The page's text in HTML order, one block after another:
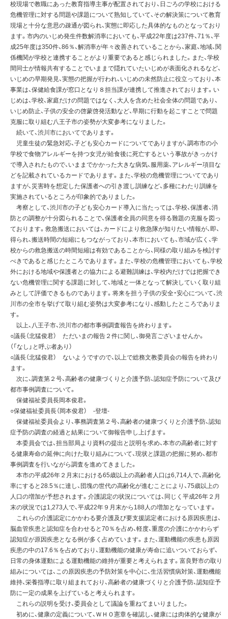
校現場で教職にあった教育指導主事が配置されており、日ごろの学校における
危機管理に対する問題や課題について熟知していて、その解決策について教育
現場と十分な意思の疎通が図られ、実態に即応した具体的なものとなっており
ます。市内のいじめ発生件数解消率においても、平成22年度は237件、71％、平
成25年度は350件、86％、解消率が年々改善されていることから、家庭、地域、関
係機関が学校と連携することがより重要であると感じられました。また、学校
間同士が情報共有することでいままで隠れていたいじめが表面化されるなど、
いじめの早期発見、実態の把握が行われ、いじめの未然防止に役立っており、本
事業は、保健給食課が窓口となり８担当課が連携して推進されております。い
じめは、学校、家庭だけの問題ではなく、大人を含めた社会全体の問題であり、
いじめ防止、子供の安全の啓蒙啓発活動など、早期に行動を起こすことで問題
克服に取り組む八王子市の姿勢が大変参考になりました。
続いて、渋川市においてであります。
児童生徒の緊急対応、子ども安心カードについてでありますが、調布市の小
学校で食物アレルギーを持つ女児が給食後に死亡するという事故がきっかけ
で導入されたもので、いままでかかった大きな病気、服用薬、アレルギー項目な
どを記載されているカードであります。また、学校の危機管理についてであり
ますが、災害時を想定した保護者への引き渡し訓練など、多種にわたり訓練を
実施されているところが印象的でありました。
考察として、渋川市の子ども安心カード導入に当たっては、学校、保護者、消
防との調整が十分図られることで、保護者全員の同意を得る難題の克服を図っ
ております。救急搬送においては、カードにより救急隊が知りたい情報が、即、
得られ、搬送時間の短縮にもつながっており、本市においても、市域が広く、学
校からの救急搬送の時間短縮は有効であることから、同様の取り組みを検討す
べきであると感じたところであります。また、学校の危機管理においても、学校
外における地域や保護者との協力による避難訓練は、学校内だけでは把握でき
ない危機管理に関する課題に対して、地域と一体となって解決していく取り組
みとして評価できるものであります。将来を担う子供の安全・安心について、渋
川市の全市を挙げて取り組む姿勢は大変参考になり、感動したところでありま
す。
以上、八王子市、渋川市の都市事例調査報告を終わります。
○議長（北猛俊君） ただいまの報告２件に関し、御発言ございませんか。
（「なし」と呼ぶ者あり）
○議長（北猛俊君） ないようですので、以上で総務文教委員会の報告を終わり
ます。
次に、調査第２号、高齢者の健康づくりと介護予防、認知症予防について及び
都市事例調査について。
保健福祉委員長岡本俊君。
○保健福祉委員長（岡本俊君） -登壇-
保健福祉委員会より、事務調査第２号、高齢者の健康づくりと介護予防、認知
症予防の調査の経過と結果について御報告申し上げます。
本委員会では、担当部局より資料の提出と説明を求め、本市の高齢者に対す
る健康寿命の延伸に向けた取り組みについて、現状と課題の把握に努め、都市
事例調査を行いながら調査を進めてきました。
本市の平成26年２月末における65歳以上の高齢者人口は6,714人で、高齢化
率にすると28.5％に達し、団塊の世代の高齢化が進むことにより、75歳以上の
人口の増加が予想されます。介護認定の状況については、同じく平成26年２月
末の状況では1,273人で、平成22年９月末から188人の増加となっています。
これらの介護認定にかかわる要介護及び要支援認定者における原因疾患は、
脳血管疾患と認知症を合わせると70％を占め、軽度、重度の介護にかかわらず
認知症が原因疾患となる例が多く占めています。また、運動機能の疾患も原因
疾患の中の17.6％を占めており、運動機能の健康が寿命に追いついておらず、
日常の身体運動による運動機能の維持が重要と考えられます。富良野市の取り
組みについては、この原因疾患の予防対策を中心に、生活習慣病対策、運動機能
維持、栄養指導に取り組まれており、高齢者の健康づくりと介護予防、認知症予
防に一定の成果を上げていると考えられます。
これらの説明を受け、委員会として議論を重ねてまいりました。
初めに、健康の定義について、ＷＨＯ憲章を確認し、健康には肉体的な健康が